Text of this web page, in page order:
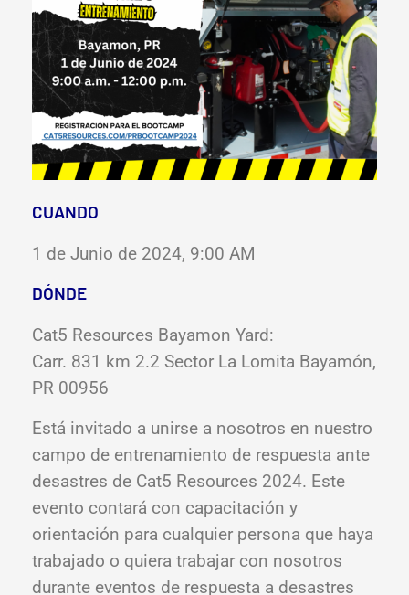
CUANDO
1 de Junio de 2024, 9:00 AM
DÓNDE
Cat5 Resources Bayamon Yard:
Carr. 831 km 2.2 Sector La Lomita Bayamón,
PR 00956
Está invitado a unirse a nosotros en nuestro
campo de entrenamiento de respuesta ante
desastres de Cat5 Resources 2024. Este
evento contará con capacitación y
orientación para cualquier persona que haya
trabajado o quiera trabajar con nosotros
durante eventos de respuesta a desastres